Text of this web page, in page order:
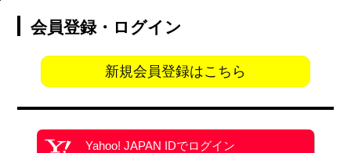
会員登録・ログイン
新規会員登録はこちら
Yahoo! JAPAN IDでログイン